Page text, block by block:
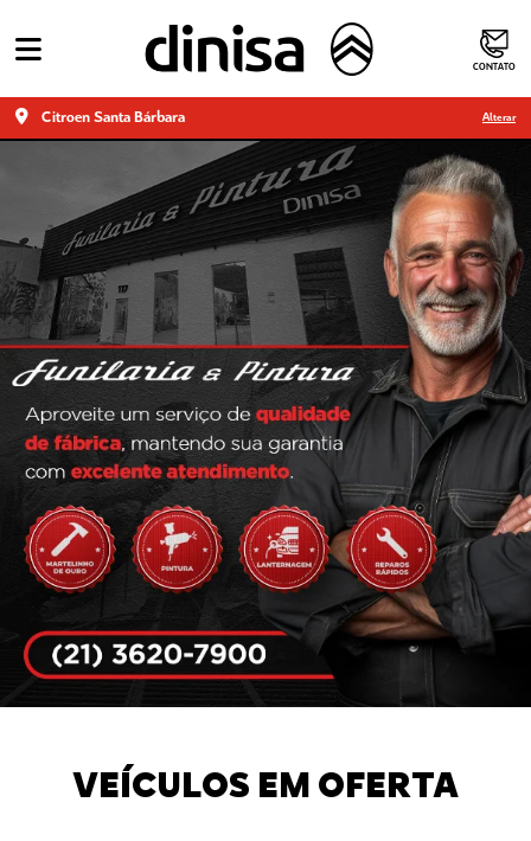
CONTATO
Citroen Santa Bárbara Alterar
VEÍCULOS EM OFERTA